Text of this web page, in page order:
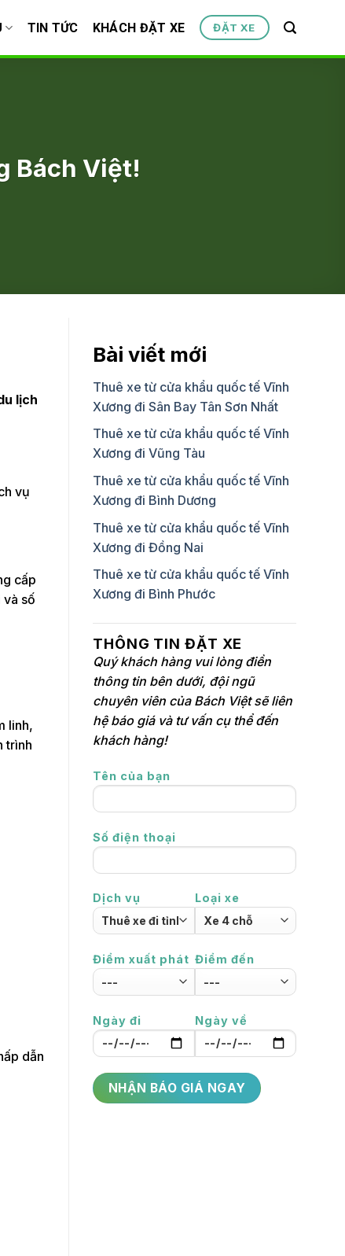
TIN TỨC KHÁCH ĐẶT XE ĐẶT XE
Bách Việt!
lịch
vụ
cấp
số
linh,
trình
dẫn
Bài viết mới
Thuê xe từ cửa khẩu quốc tế Vĩnh
Xương đi Sân Bay Tân Sơn Nhất
Thuê xe từ cửa khẩu quốc tế Vĩnh
Xương đi Vũng Tàu
Thuê xe từ cửa khẩu quốc tế Vĩnh
Xương đi Bình Dương
Thuê xe từ cửa khẩu quốc tế Vĩnh
Xương đi Đồng Nai
Thuê xe từ cửa khẩu quốc tế Vĩnh
Xương đi Bình Phước
THÔNG TIN ĐẶT XE
Quý khách hàng vui lòng điền
thông tin bên dưới, đội ngũ
chuyên viên của Bách Việt sẽ liên
hệ báo giá và tư vấn cụ thể đến
khách hàng!
Tên của bạn
Số điện thoại
Dịch vụ Loại xe
Điểm xuất phát Điểm đến
Ngày đi Ngày về